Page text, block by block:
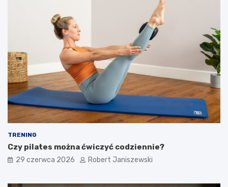
TRENING
Czy pilates można ćwiczyć codziennie?
29 czerwca 2026 Robert Janiszewski